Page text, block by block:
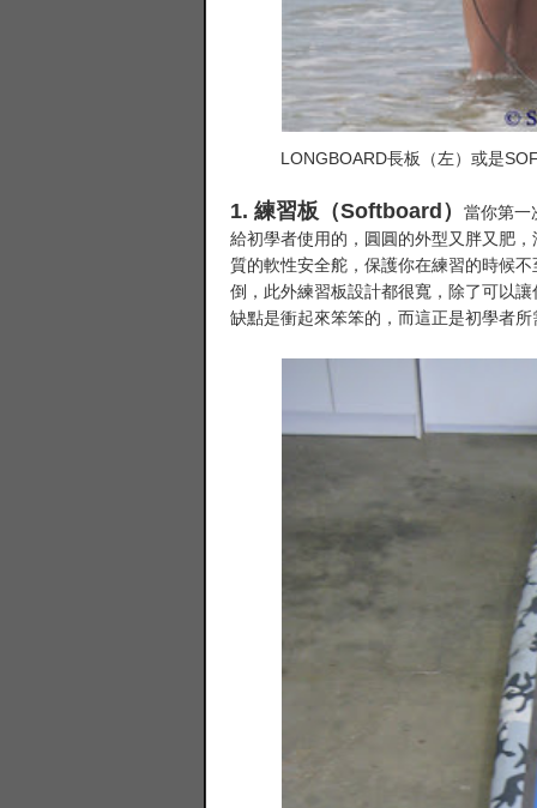
LONGBOARD長板（左）或是
1. 練習板（Softboard）
當你第一
給初學者使用的，圓圓的外型又胖又肥
質的軟性安全舵，保護你在練習的時候
倒，此外練習板設計都很寬，除了可以
缺點是衝起來笨笨的，而這正是初學者所